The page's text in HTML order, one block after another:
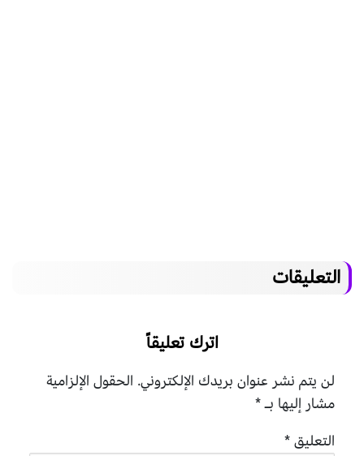
التعليقات
اترك تعليقاً
لن يتم نشر عنوان بريدك الإلكتروني. الحقول الإلزامية
مشار إليها بـ*
التعليق*